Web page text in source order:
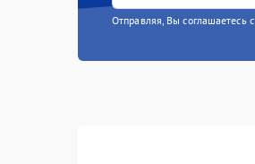
Отправляя, Вы соглашаетесь с